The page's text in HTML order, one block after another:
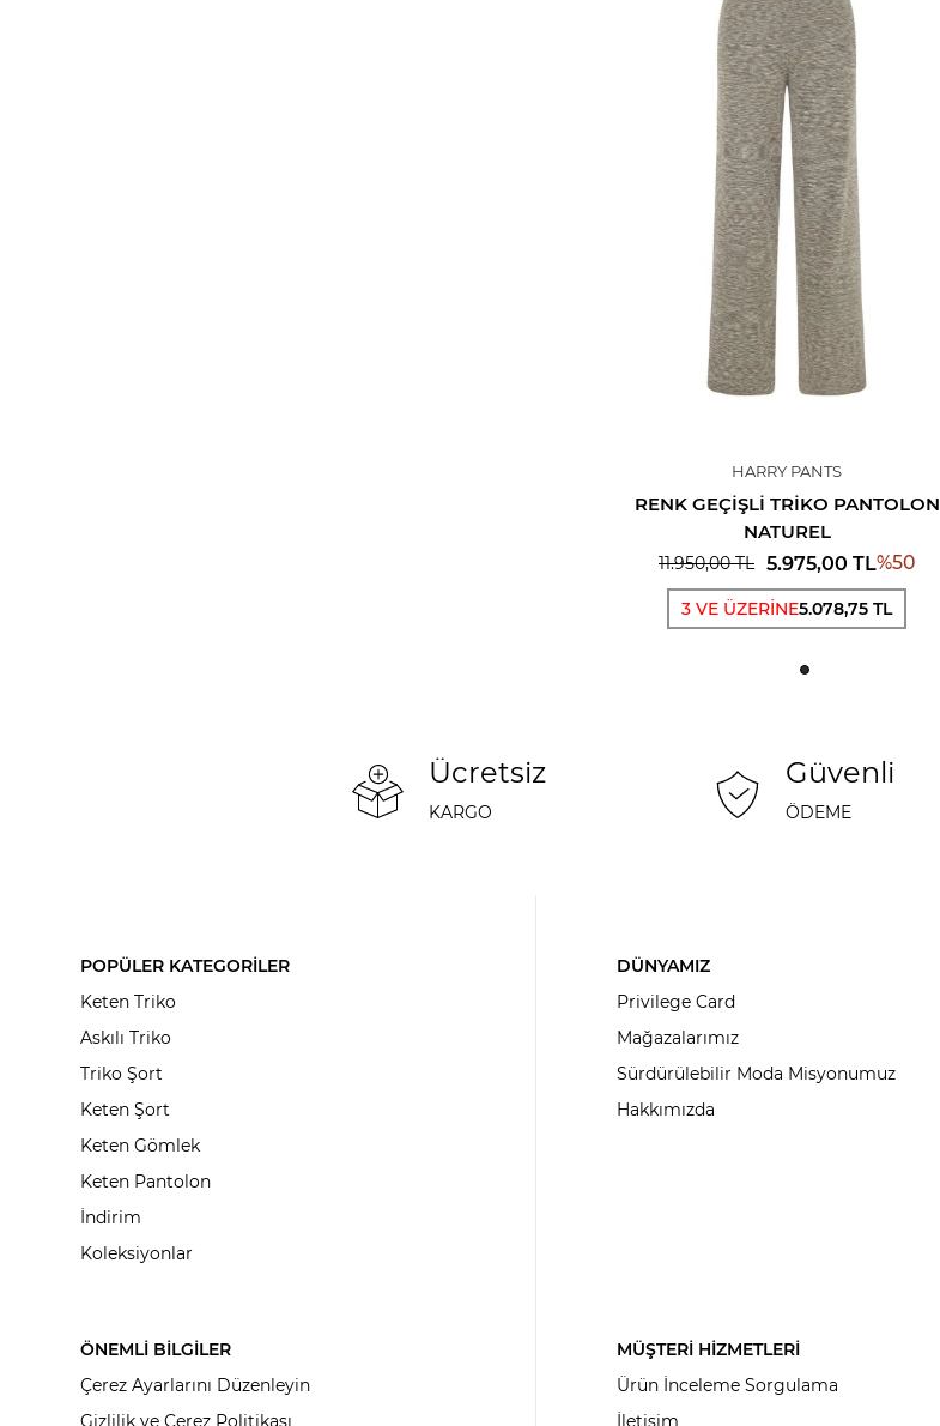
HARRY PANTS
RENK GEÇIŞLI TRIKO PANTOLON
NATUREL
11.950,00TL 5.975,00 TL%50
3 VE ÜZERİNE5.078,75 TL
Ücretsiz
KARGO
Güvenli
ÖDEME
POPÜLER KATEGORİLER
Keten Triko
Askılı Triko
Triko Şort
Keten Şort
Keten Gömlek
Keten Pantolon
İndirim
Koleksiyonlar
DÜNYAMIZ
Privilege Card
Mağazalarımız
Sürdürülebilir Moda Misyonumuz
Hakkımızda
ÖNEMLİ BİLGİLER
Çerez Ayarlarını Düzenleyin
Gizlilik ve Çerez Politikası
MÜŞTERİ HİZMETLERİ
Ürün İnceleme Sorgulama
İletişim